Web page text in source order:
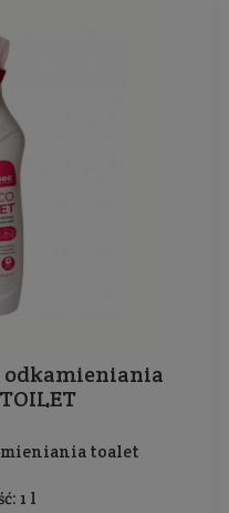
odkamieniania
toalet
1 l